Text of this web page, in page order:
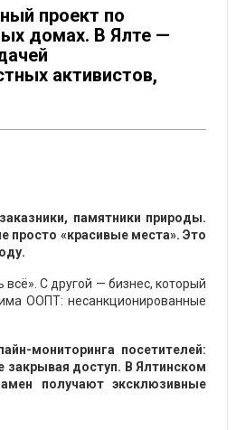
проект по
домах. В Ялте —
активистов,
памятники природы.
просто «красивые места». Это
С другой — бизнес, который
ООПТ: несанкционированные
мониторинга посетителей:
закрывая доступ. В Ялтинском
получают эксклюзивные